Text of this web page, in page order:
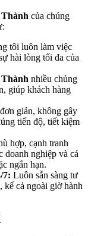
của chúng
tôi luôn làm việc
hài lòng tối đa của
nhiều chủng
giúp khách hàng
giản, không gây
tiến độ, tiết kiệm
hợp, cạnh tranh
doanh nghiệp và cá
ngắn hạn.
7: Luôn sẵn sàng tư
cả ngoài giờ hành